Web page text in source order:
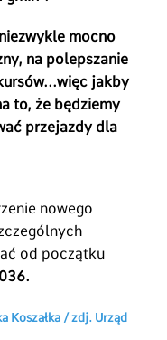
mocno
na polepszanie
jakby
to, że będziemy
przejazdy dla
nowego
od początku
Koszałka / zdj. Urząd